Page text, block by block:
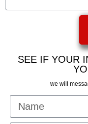
SEE IF YOUR
we will